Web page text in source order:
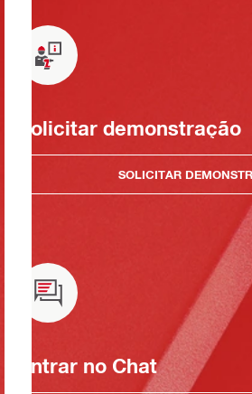
Solicitar demonstração
SOLICITAR
Entrar no Chat